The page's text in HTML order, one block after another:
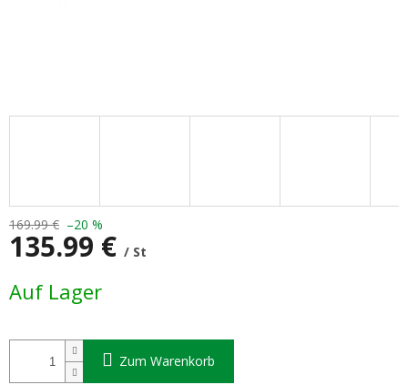
169.99 € –20 %
135.99 € / St
Auf Lager
Zum Warenkorb